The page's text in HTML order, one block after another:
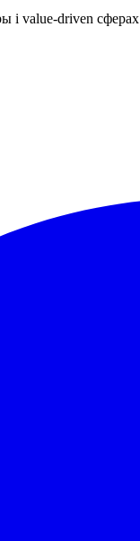
і value-driven сферах